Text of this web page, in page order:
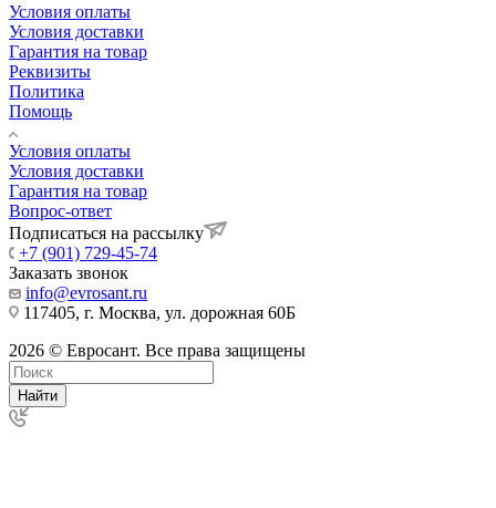
Условия оплаты
Условия доставки
Гарантия на товар
Реквизиты
Политика
Помощь
Условия оплаты
Условия доставки
Гарантия на товар
Вопрос-ответ
Подписаться на рассылку
+7 (901) 729-45-74
Заказать звонок
info@evrosant.ru
117405, г. Москва, ул. дорожная 60Б
2026 © Евросант. Все права защищены
Найти